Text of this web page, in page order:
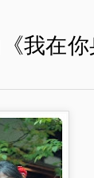
疫加油 -- EDN
我在